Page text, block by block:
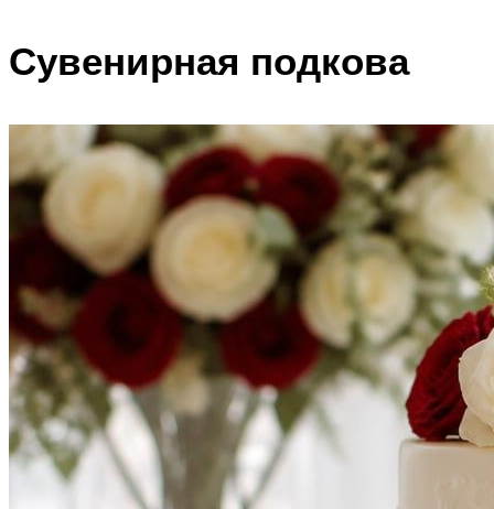
Сувенирная подкова